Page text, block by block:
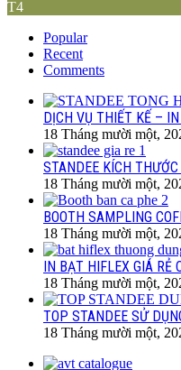
T4
Popular
Recent
Comments
DỊCH VỤ THIẾT KẾ –
18 Tháng mười một,
STANDEE KÍCH
18 Tháng mười một,
BOOTH SAMPLING
18 Tháng mười một,
IN BẠT HIFLEX GIÁ RẺ
18 Tháng mười một,
TOP STANDEE SỬ
18 Tháng mười một,